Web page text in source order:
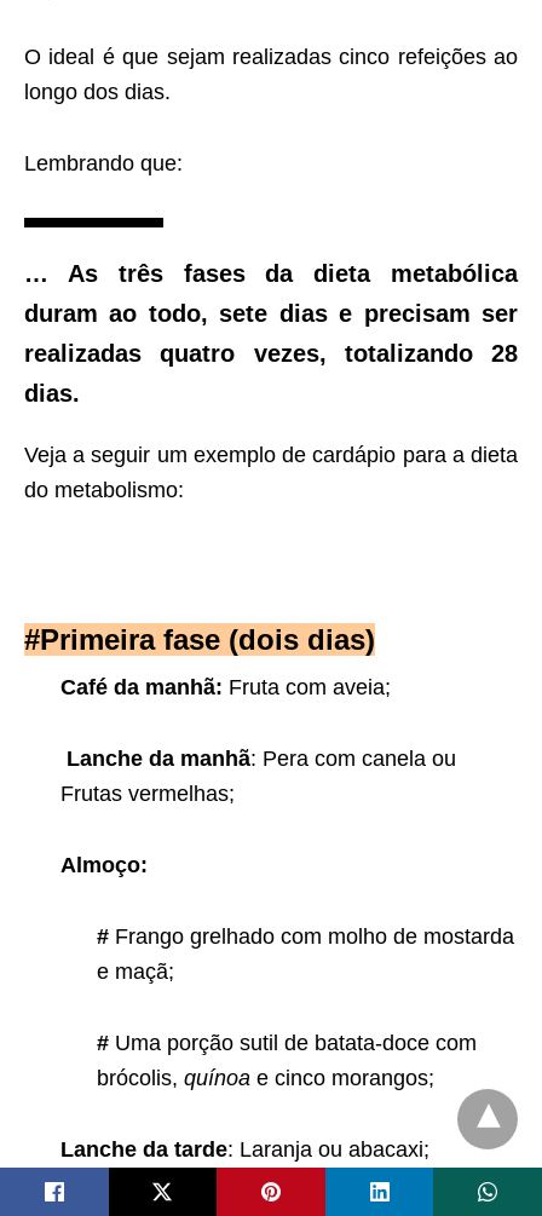
O ideal é que sejam realizadas cinco refeições ao
longo dos dias.
Lembrando que:
… As três fases da dieta metabólica
duram ao todo, sete dias e precisam ser
realizadas quatro vezes, totalizando 28
dias.
Veja a seguir um exemplo de cardápio para a dieta
do metabolismo:
#Primeira fase (dois dias)
Café da manhã: Fruta com aveia;
Lanche da manhã: Pera com canela ou
Frutas vermelhas;
Almoço:
# Frango grelhado com molho de mostarda
e maçã;
# Uma porção sutil de batata-doce com
brócolis, quínoa e cinco morangos;
Lanche da tarde: Laranja ou abacaxi;